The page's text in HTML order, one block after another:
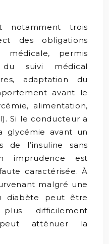
notamment trois
des obligations
médicale, permis
suivi médical
adaptation du
avant le
alimentation,
Si le conducteur a
glycémie avant un
l’insuline sans
imprudence est
caractérisée. À
malgré une
diabète peut être
difficilement
atténuer la